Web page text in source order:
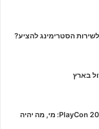
הסטרימינג להציע?
בארץ
פסטיבל פלייקון PlayCon 2019: מי, מה יהיה